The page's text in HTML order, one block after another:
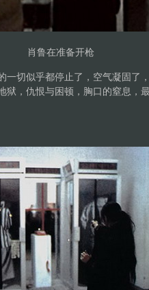
肖鲁在准备开枪
切似乎都停止了，空气凝固了
狱，仇恨与困顿，胸口的窒息，